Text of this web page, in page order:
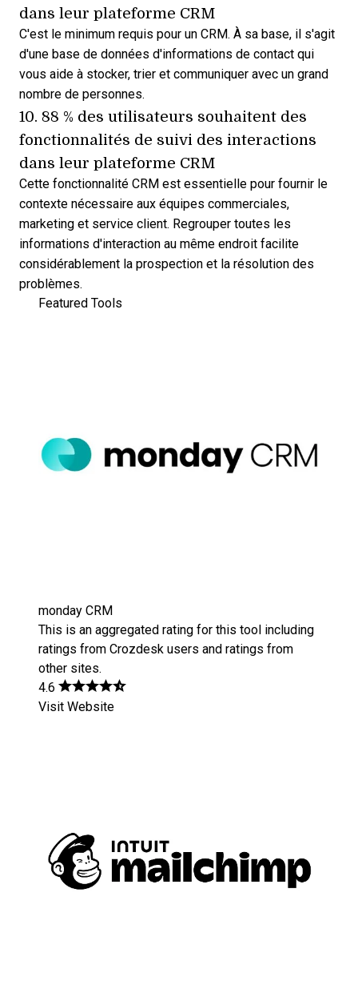
dans leur plateforme CRM
C'est le minimum requis pour un CRM. À sa base, il s'agit
d'une base de données d'informations de contact qui
vous aide à stocker, trier et communiquer avec un grand
nombre de personnes.
10. 88 % des utilisateurs souhaitent des
fonctionnalités de suivi des interactions
dans leur plateforme CRM
Cette fonctionnalité CRM est essentielle pour fournir le
contexte nécessaire aux équipes commerciales,
marketing et service client. Regrouper toutes les
informations d'interaction au même endroit facilite
considérablement la prospection et la résolution des
problèmes.
Featured Tools
monday CRM
This is an aggregated rating for this tool including
ratings from Crozdesk users and ratings from
other sites.
4.6
Visit Website